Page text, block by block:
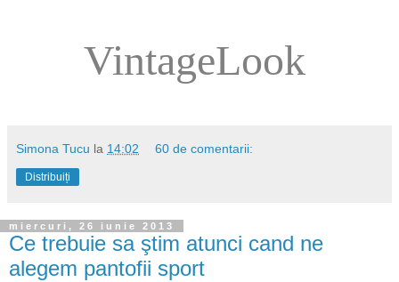
VintageLook
Simona Tucu la 14:02 60 de comentarii:
Distribuiți
miercuri, 26 iunie 2013
Ce trebuie sa ştim atunci cand ne
alegem pantofii sport